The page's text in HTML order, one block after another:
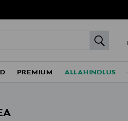
PREMIUM ALLAHINDLUS